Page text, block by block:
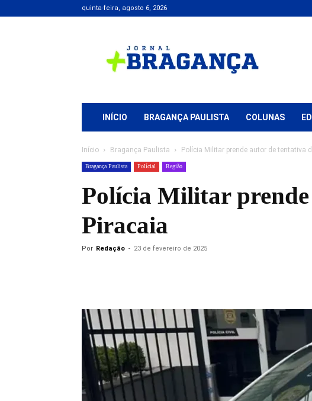
quinta-feira, agosto 6, 2026
+
Bragança
INÍCIO BRAGANÇA PAULISTA COLUNAS
Início Bragança Paulista Polícia Militar prende autor de tentativa
Bragança Paulista Polícial Região
Polícia Militar
Piracaia
Por Redação - 23 de fevereiro de 2025